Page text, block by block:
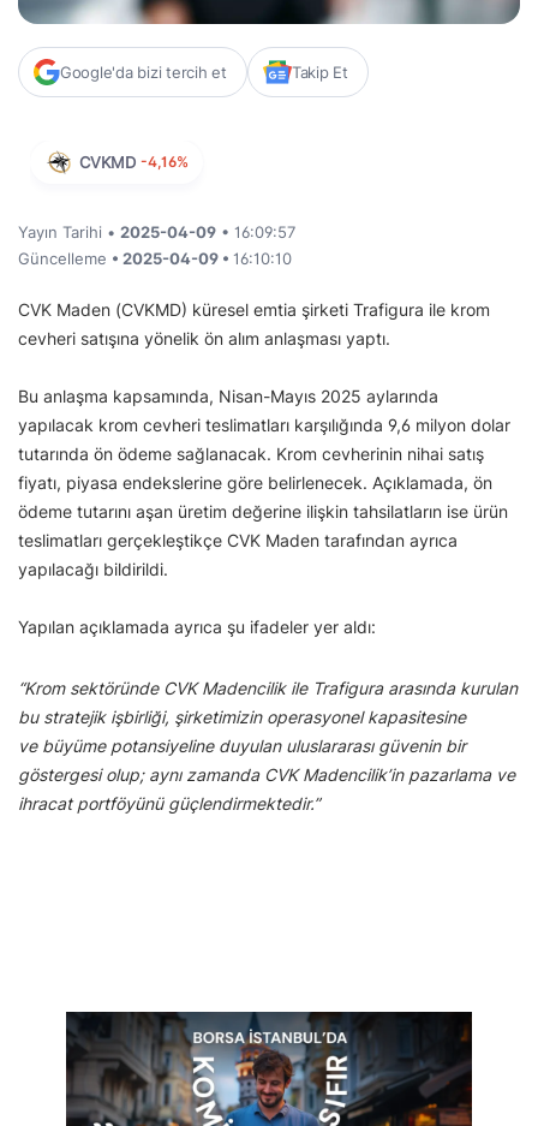
Google'da bizi tercih et Takip Et
CVKMD -4,16%
Yayın Tarihi • 2025-04-09 • 16:09:57
Güncelleme • 2025-04-09 • 16:10:10
CVK Maden (CVKMD) küresel emtia şirketi Trafigura ile krom
cevheri satışına yönelik ön alım anlaşması yaptı.
Bu anlaşma kapsamında, Nisan-Mayıs 2025 aylarında
yapılacak krom cevheri teslimatları karşılığında 9,6 milyon dolar
tutarında ön ödeme sağlanacak. Krom cevherinin nihai satış
fiyatı, piyasa endekslerine göre belirlenecek. Açıklamada, ön
ödeme tutarını aşan üretim değerine ilişkin tahsilatların ise ürün
teslimatları gerçekleştikçe CVK Maden tarafından ayrıca
yapılacağı bildirildi.
Yapılan açıklamada ayrıca şu ifadeler yer aldı:
“Krom sektöründe CVK Madencilik ile Trafigura arasında kurulan
bu stratejik işbirliği, şirketimizin operasyonel kapasitesine
ve büyüme potansiyeline duyulan uluslararası güvenin bir
göstergesi olup; aynı zamanda CVK Madencilik’in pazarlama ve
ihracat portföyünü güçlendirmektedir.”